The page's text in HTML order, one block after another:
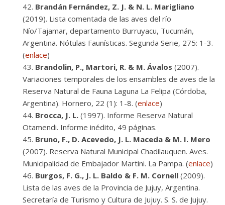
Brandán Fernández, Z. J. & N. L. Marigliano
(2019). Lista comentada de las aves del río
Nío/Tajamar, departamento Burruyacu, Tucumán,
Argentina. Nótulas Faunísticas. Segunda Serie, 275: 1-3.
(enlace)
Brandolin, P., Martori, R. & M. Ávalos (2007).
Variaciones temporales de los ensambles de aves de la
Reserva Natural de Fauna Laguna La Felipa (Córdoba,
Argentina). Hornero, 22 (1): 1-8. (enlace)
Brocca, J. L. (1997). Informe Reserva Natural
Otamendi. Informe inédito, 49 páginas.
Bruno, F., D. Acevedo, J. L. Maceda & M. I. Mero
(2007). Reserva Natural Municipal Chadilauquen. Aves.
Municipalidad de Embajador Martini. La Pampa. (enlace)
Burgos, F. G., J. L. Baldo & F. M. Cornell (2009).
Lista de las aves de la Provincia de Jujuy, Argentina.
Secretaría de Turismo y Cultura de Jujuy. S. S. de Jujuy.